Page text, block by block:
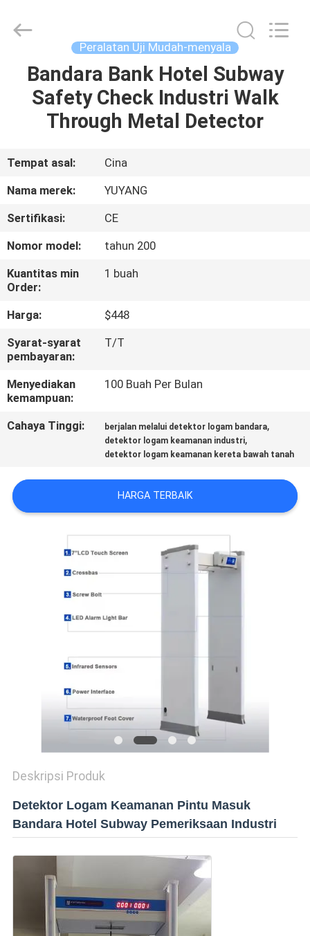
RUMAH
PRODUK
TAMPILAN
VR
TENTANG
KAMI
TUR
PABRIK
HUBUNGI
KAMI
BERITA
PERMINTAAN
PENAWARAN
SITEMAP
KEBIJAKAN
PRIVASI
INSTRUMENT
Peralatan Uji Mudah-menyala
Bandara Bank Hotel Subway
Safety Check Industri Walk
Through Metal Detector
Tempat asal:
Cina
Nama merek:
YUYANG
Sertifikasi:
CE
Nomor model:
tahun 200
Kuantitas min
Order:
1 buah
Harga:
$448
Syarat-syarat
pembayaran:
T/T
Menyediakan
kemampuan:
100 Buah Per Bulan
Cahaya Tinggi: berjalan melalui detektor logam bandara,
detektor logam keamanan industri,
detektor logam keamanan kereta bawah tanah
HARGA TERBAIK
Deskripsi Produk
Detektor Logam Keamanan Pintu Masuk
Bandara Hotel Subway Pemeriksaan Industri